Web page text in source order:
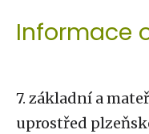
Informace
7. základní a
uprostřed